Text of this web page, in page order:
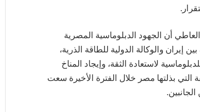
أن الجهود الدبلوماسية المصرية
والوكالة الدولية للطاقة الذرية،
لاستعادة الثقة، وإيجاد المناخ
التي بذلتها مصر خلال الفترة الأخيرة سعت